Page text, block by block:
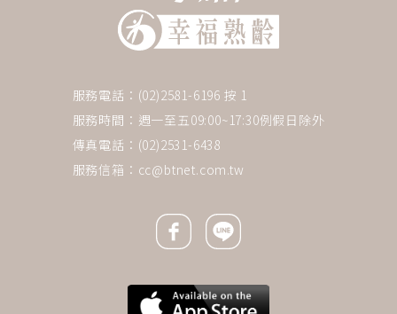
服務電話：(02)2581-6196 按 1
服務時間：週一至五09:00~17:30例假日除外
傳真電話：(02)2531-6438
服務信箱： cc@btnet.com.tw
Facebook icon
Line icon